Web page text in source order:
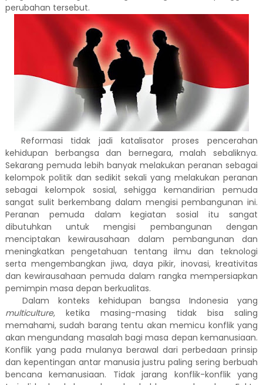
perubahan tersebut.
Reformasi tidak jadi katalisator proses pencerahan
kehidupan berbangsa dan bernegara, malah sebaliknya.
Sekarang pemuda lebih banyak melakukan peranan sebagai
kelompok politik dan sedikit sekali yang melakukan peranan
sebagai kelompok sosial, sehigga kemandirian pemuda
sangat sulit berkembang dalam mengisi pembangunan ini.
Peranan pemuda dalam kegiatan sosial itu sangat
dibutuhkan untuk mengisi pembangunan dengan
menciptakan kewirausahaan dalam pembangunan dan
meningkatkan pengetahuan tentang ilmu dan teknologi
serta mengembangkan jiwa, daya pikir, inovasi, kreativitas
dan kewirausahaan pemuda dalam rangka mempersiapkan
pemimpin masa depan berkualitas.
Dalam konteks kehidupan bangsa Indonesia yang
multiculture, ketika masing-masing tidak bisa saling
memahami, sudah barang tentu akan memicu konflik yang
akan mengundang masalah bagi masa depan kemanusiaan.
Konflik yang pada mulanya berawal dari perbedaan prinsip
dan kepentingan antar manusia justru paling sering berbuah
bencana kemanusiaan. Tidak jarang konflik-konflik yang